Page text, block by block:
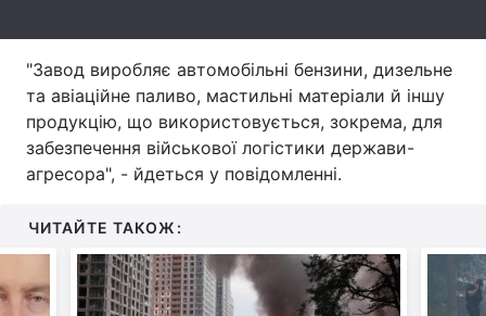
Тема оформлення
"Завод виробляє автомобільні бензини, дизельне
та авіаційне паливо, мастильні матеріали й іншу
продукцію, що використовується, зокрема, для
забезпечення військової логістики держави-
агресора", - йдеться у повідомленні.
ЧИТАЙТЕ ТАКОЖ: